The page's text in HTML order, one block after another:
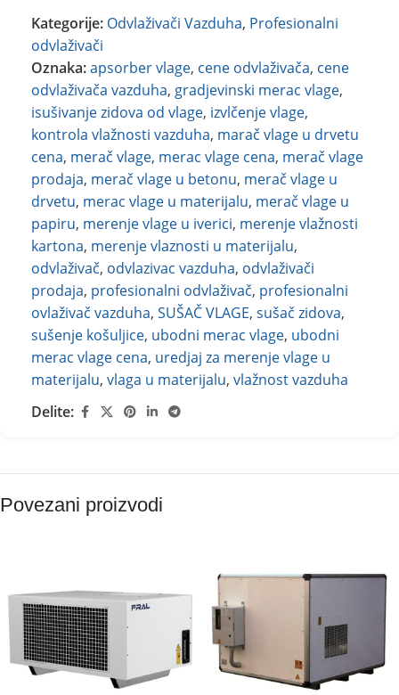
Kategorije: Odvlaživači Vazduha, Profesionalni
odvlaživači
Oznaka:apsorber vlage, cene odvlaživača, cene
odvlaživača vazduha, gradjevinski merac vlage,
isušivanje zidova od vlage, izvlčenje vlage,
kontrola vlažnosti vazduha, marač vlage u drvetu
cena, merač vlage, merac vlage cena, merač vlage
prodaja, merač vlage u betonu, merač vlage u
drvetu, merac vlage u materijalu, merač vlage u
papiru, merenje vlage u iverici, merenje vlažnosti
kartona, merenje vlaznosti u materijalu,
odvlaživač, odvlazivac vazduha, odvlaživači
prodaja, profesionalni odvlaživač, profesionalni
ovlaživač vazduha, SUŠAČ VLAGE, sušač zidova,
sušenje košuljice, ubodni merac vlage, ubodni
merac vlage cena, uredjaj za merenje vlage u
materijalu, vlaga u materijalu, vlažnost vazduha
Delite:
Povezani proizvodi